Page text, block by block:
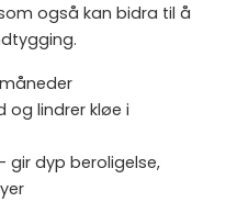
også kan bidra til å
og lindrer kløe i
gir dyp beroligelse,